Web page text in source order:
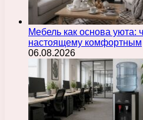
Мебель как основа уюта:
настоящему комфортным
06.08.2026